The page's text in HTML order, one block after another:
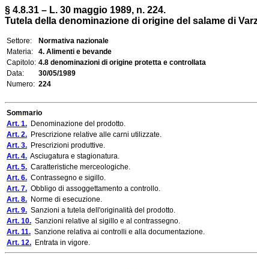
§ 4.8.31 – L. 30 maggio 1989, n. 224.
Tutela della denominazione di origine del salame di
Settore:
Normativa nazionale
Materia:
4. Alimenti e bevande
Capitolo: 4.8 denominazioni di origine protetta e controllata
Data:
30/05/1989
Numero: 224
Sommario
Art. 1. Denominazione del prodotto.
Art. 2. Prescrizione relative alle carni utilizzate.
Art. 3. Prescrizioni produttive.
Art. 4. Asciugatura e stagionatura.
Art. 5. Caratteristiche merceologiche.
Art. 6. Contrassegno e sigillo.
Art. 7. Obbligo di assoggettamento a controllo.
Art. 8. Norme di esecuzione.
Art. 9. Sanzioni a tutela dell'originalità del prodotto.
Art. 10. Sanzioni relative al sigillo e al contrassegno.
Art. 11. Sanzione relativa ai controlli e alla documentazione.
Art. 12. Entrata in vigore.